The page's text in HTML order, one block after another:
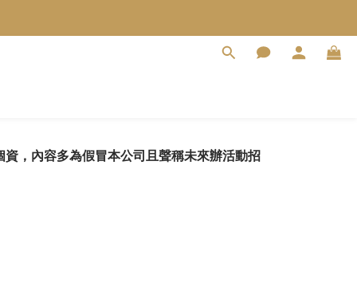
，內容多為假冒本公司且聲稱未來辦活動招